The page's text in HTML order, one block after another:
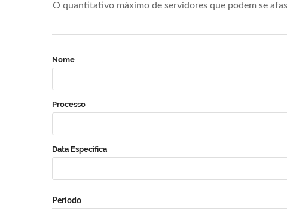
O quantitativo máximo de servidores que podem se
Nome
Processo
Data Específica
Período